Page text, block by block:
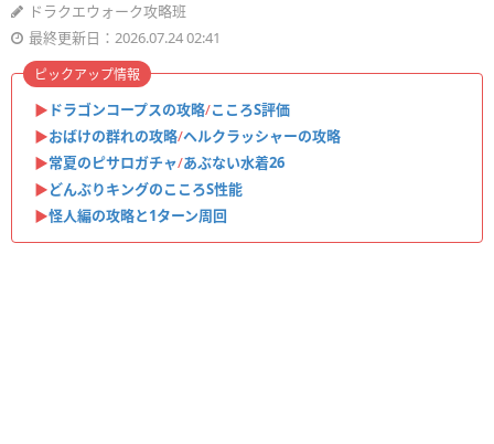
ドラクエウォーク攻略班
最終更新日：2026.07.24 02:41
▶︎ ドラゴンコープスの攻略/こころS評価
▶︎おばけの群れの攻略/ヘルクラッシャーの攻略
▶︎常夏のピサロガチャ/あぶない水着26
▶︎どんぶりキングのこころS性能
▶︎怪人編の攻略と1ターン周回
ピックアップ情報